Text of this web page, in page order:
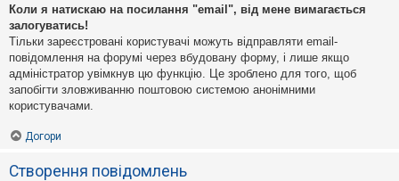
Коли я натискаю на посилання "email", від мене вимагається
залогуватись!
Тільки зареєстровані користувачі можуть відправляти email-
повідомлення на форумі через вбудовану форму, і лише якщо
адміністратор увімкнув цю функцію. Це зроблено для того, щоб
запобігти зловживанню поштовою системою анонімними
користувачами.
Догори
Створення повідомлень